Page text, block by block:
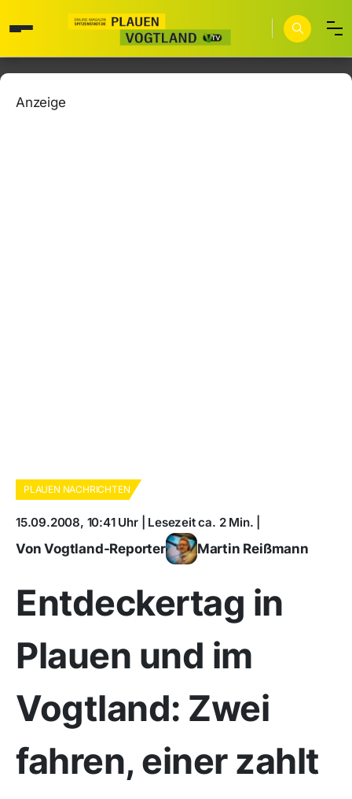
Anzeige
PLAUEN NACHRICHTEN
15.09.2008, 10:41 Uhr | Lesezeit ca. 2 Min. |
Von Vogtland-Reporter Martin Reißmann
Entdeckertag in
Plauen und im
Vogtland: Zwei
fahren, einer zahlt